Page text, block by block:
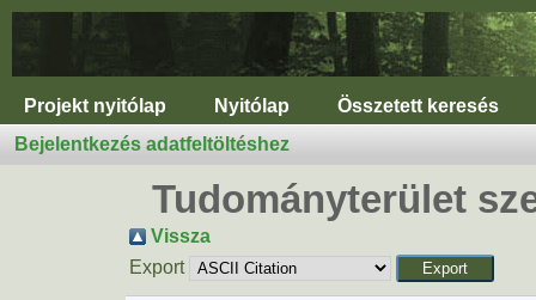
Projekt nyitólap Nyitólap
Összetett keresés
Bejelentkezés adatfeltöltéshez
Tudományterület
Vissza
Export